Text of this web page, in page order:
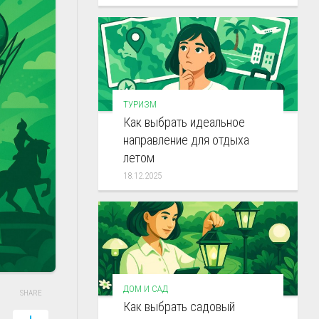
SHARE
ТУРИЗМ
Как выбрать идеальное
направление для отдыха
летом
18.12.2025
ДОМ И САД
Как выбрать садовый